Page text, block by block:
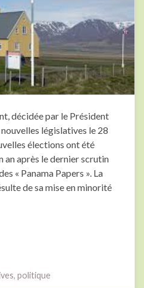
décidée par le Président
législatives le 28
élections ont été
an après le dernier scrutin
« Panama Papers ». La
de sa mise en minorité
, politique